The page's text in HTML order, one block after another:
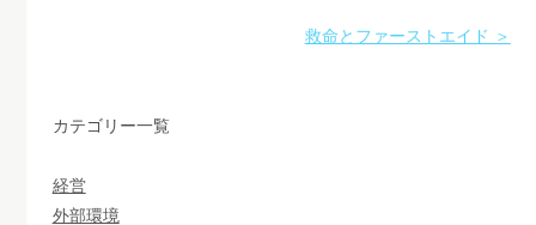
救命とファーストエイド ＞
カテゴリー一覧
経営
外部環境